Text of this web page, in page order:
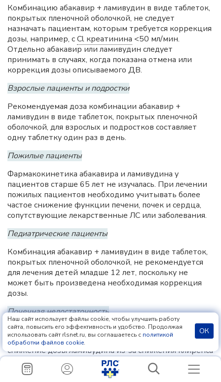
Комбинацию абакавир + ламивудин в виде таблеток,
покрытых пленочной оболочкой, не следует
назначать пациентам, которым требуется коррекция
дозы, например, сCl креатинина <50 мл/мин.
Отдельно абакавир или ламивудин следует
принимать в случаях, когда показана отмена или
коррекция дозы описываемого ДВ.
Взрослые пациенты и подростки
Рекомендуемая доза комбинации абакавир +
ламивудин в виде таблеток, покрытых пленочной
оболочкой, для взрослых и подростков составляет
одну таблетку один раз в день.
Пожилые пациенты
Фармакокинетика абакавира и ламивудина у
пациентов старше 65 лет не изучалась. При лечении
пожилых пациентов необходимо учитывать более
частое снижение функции печени, почек и сердца,
сопутствующие лекарственные ЛС или заболевания.
Педиатрические пациенты
Комбинация абакавир + ламивудин в виде таблеток,
покрытых пленочной оболочкой, не рекомендуется
для лечения детей младше 12 лет, поскольку не
может быть произведена необходимая коррекция
дозы.
Почечная недостаточность
Хотя у пациентов с почечной недостаточностью
коррекция дозы абакавира не требуется, требуется
снижение дозы ламивудина из-за снижения клиренса
этого ДВ. Таким образом, комбинация абакавир +
ламивудин в виде таблеток, покрытых пленочной
Наш сайт использует файлы cookie, чтобы улучшить работу
сайта, повысить его эффективность и удобство. Продолжая
использовать сайт rlsnet.ru, вы соглашаетесь с политикой
обработки файлов cookie.
ОК